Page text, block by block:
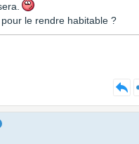
le rendre habitable ?